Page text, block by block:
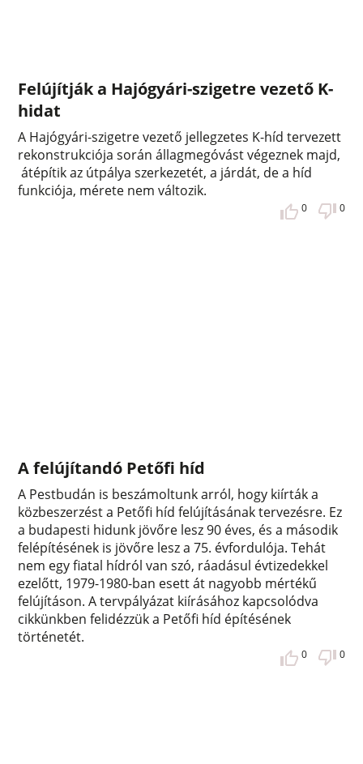
Felújítják a Hajógyári-szigetre vezető K-
hidat
A Hajógyári-szigetre vezető jellegzetes K-híd tervezett
rekonstrukciója során állagmegóvást végeznek majd,
átépítik az útpálya szerkezetét, a járdát, de a híd
funkciója, mérete nem változik.
0 0
A felújítandó Petőfi híd
A Pestbudán is beszámoltunk arról, hogy kiírták a
közbeszerzést a Petőfi híd felújításának tervezésre. Ez
a budapesti hidunk jövőre lesz 90 éves, és a második
felépítésének is jövőre lesz a 75. évfordulója. Tehát
nem egy fiatal hídról van szó, ráadásul évtizedekkel
ezelőtt, 1979-1980-ban esett át nagyobb mértékű
felújításon. A tervpályázat kiírásához kapcsolódva
cikkünkben felidézzük a Petőfi híd építésének
történetét.
0 0